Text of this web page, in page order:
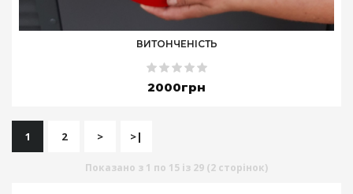
ВИТОНЧЕНІСТЬ
2000грн
1 2 > >|
Показано з 1 по 15 із 29 (2 сторінок)